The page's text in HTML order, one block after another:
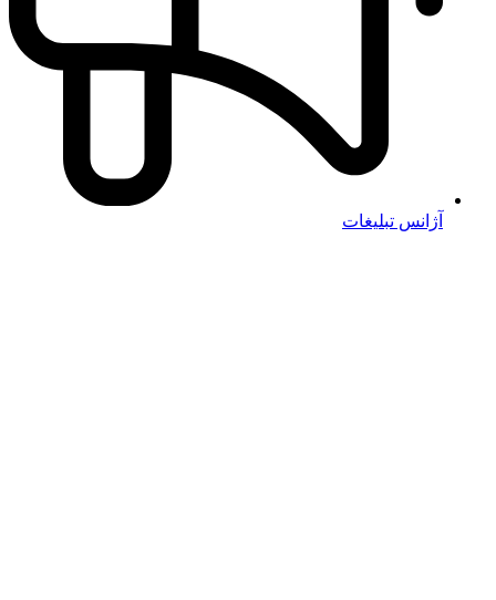
آژانس تبلیغات